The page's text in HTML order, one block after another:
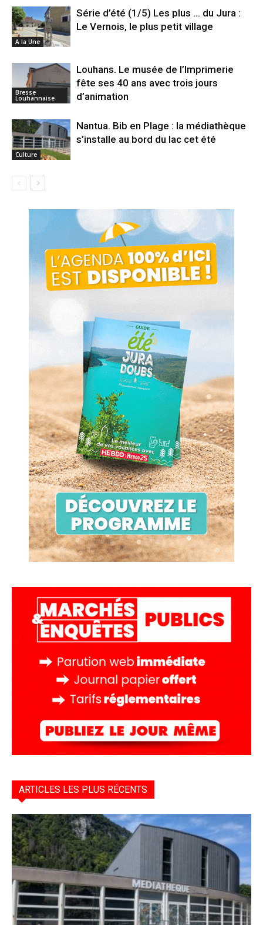
A la Une
Série d’été (1/5) Les plus … du Jura :
Le Vernois, le plus petit village
Bresse
Louhannaise
Louhans. Le musée de l’Imprimerie
fête ses 40 ans avec trois jours
d’animation
Culture
Nantua. Bib en Plage : la médiathèque
s’installe au bord du lac cet été
ARTICLES LES PLUS RÉCENTS